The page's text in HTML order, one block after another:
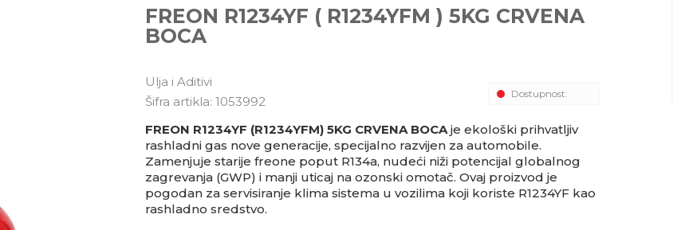
FREON R1234YF ( R1234YFM ) 5KG CRVENA
BOCA
Ulja i Aditivi
Šifra artikla: 1053992
Dostupnost:
FREON R1234YF (R1234YFM) 5KG CRVENA BOCAje ekološki prihvatljiv
rashladni gas nove generacije, specijalno razvijen za automobile.
Zamenjuje starije freone poput R134a, nudeći niži potencijal globalnog
zagrevanja (GWP) i manji uticaj na ozonski omotač. Ovaj proizvod je
pogodan za servisiranje klima sistema u vozilima koji koriste R1234YF kao
rashladno sredstvo.